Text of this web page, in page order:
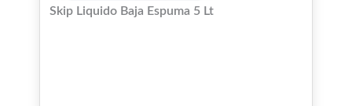
Skip Liquido Baja Espuma 5 Lt